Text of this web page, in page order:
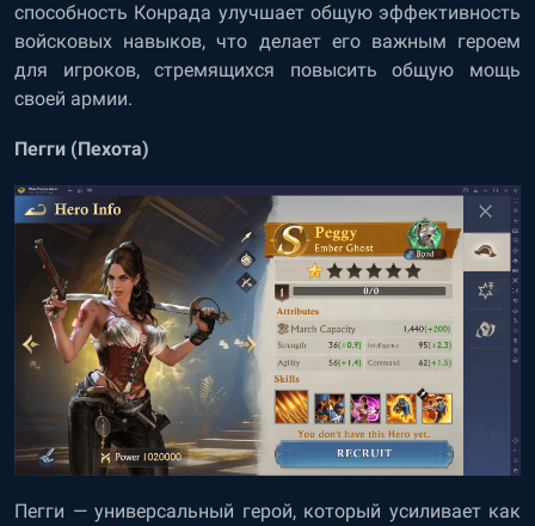
способность Конрада улучшает общую эффективность
войсковых навыков, что делает его важным героем
для игроков, стремящихся повысить общую мощь
своей армии.
Пегги (Пехота)
Пегги — универсальный герой, который усиливает как